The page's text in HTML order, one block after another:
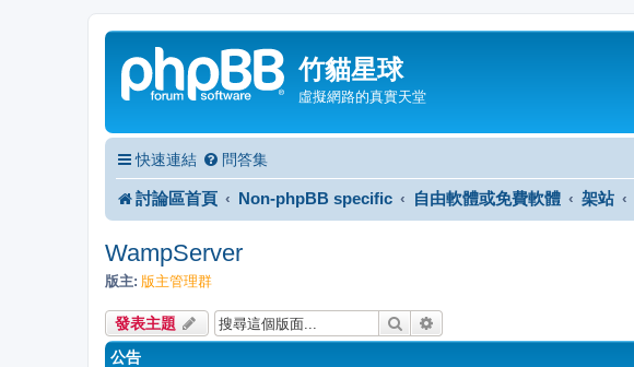
竹貓星球
虛擬網路的真實天堂
快速連結 問答集
討論區首頁 Non-phpBB specific 自由軟體或免費軟體 架站
WampServer
版主: 版主管理群
發表主題 搜尋
公告